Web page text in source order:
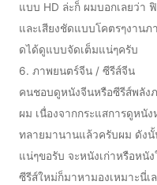
แบบ HD ล่ะก็ ผมบอกเลยว่า
และเสียงชัดแบบโคตรๆงานภ
ดได้ดูแบบจัดเต็มแน่ๆครับ
6. ภาพยนตร์จีน / ซีรีส์จีน
คนชอบดูหนังจีนหรือซีรีส์พลัง
ผม เนื่องจากกระแสการดูหนั
ทลายมานานแล้วครับผม ดังนั้
แน่ๆขอรับ จะหนังเก่าหรือหนั
ซีรีส์ใหม่ก็มาหามองเหมาะนี่